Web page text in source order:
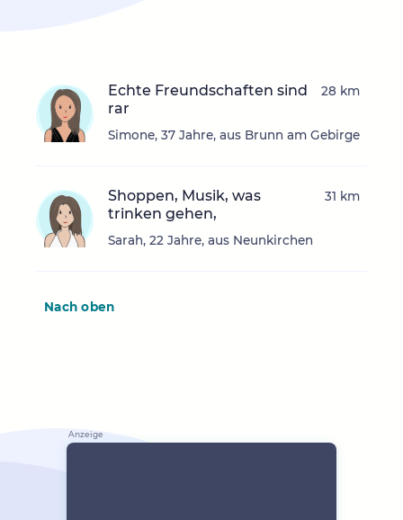
Echte Freundschaften sind
rar
Simone, 37 Jahre, aus Brunn am Gebirge
28 km
Shoppen, Musik, was
trinken gehen,
Sarah, 22 Jahre, aus Neunkirchen
31 km
Nach oben